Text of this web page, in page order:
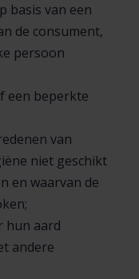
basis van een
de consument,
persoon
een beperkte
van
niet geschikt
en waarvan de
hun aard
andere